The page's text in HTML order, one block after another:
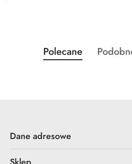
Pomiń karuzelę produktów
Produkty
o
Polecane
Dane adresowe